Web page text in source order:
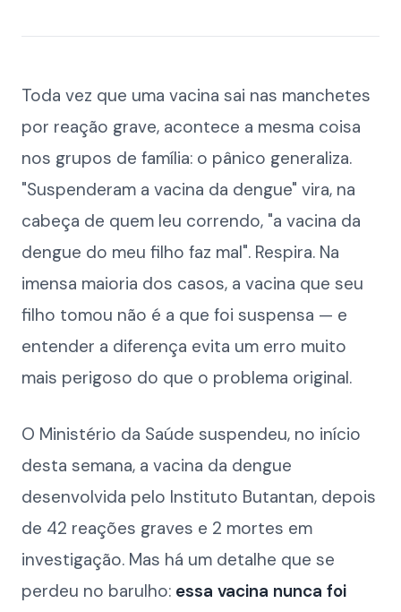
Toda vez que uma vacina sai nas manchetes
por reação grave, acontece a mesma coisa
nos grupos de família: o pânico generaliza.
"Suspenderam a vacina da dengue" vira, na
cabeça de quem leu correndo, "a vacina da
dengue do meu filho faz mal". Respira. Na
imensa maioria dos casos, a vacina que seu
filho tomou não é a que foi suspensa — e
entender a diferença evita um erro muito
mais perigoso do que o problema original.
O Ministério da Saúde suspendeu, no início
desta semana, a vacina da dengue
desenvolvida pelo Instituto Butantan, depois
de 42 reações graves e 2 mortes em
investigação. Mas há um detalhe que se
perdeu no barulho: essa vacina nunca foi